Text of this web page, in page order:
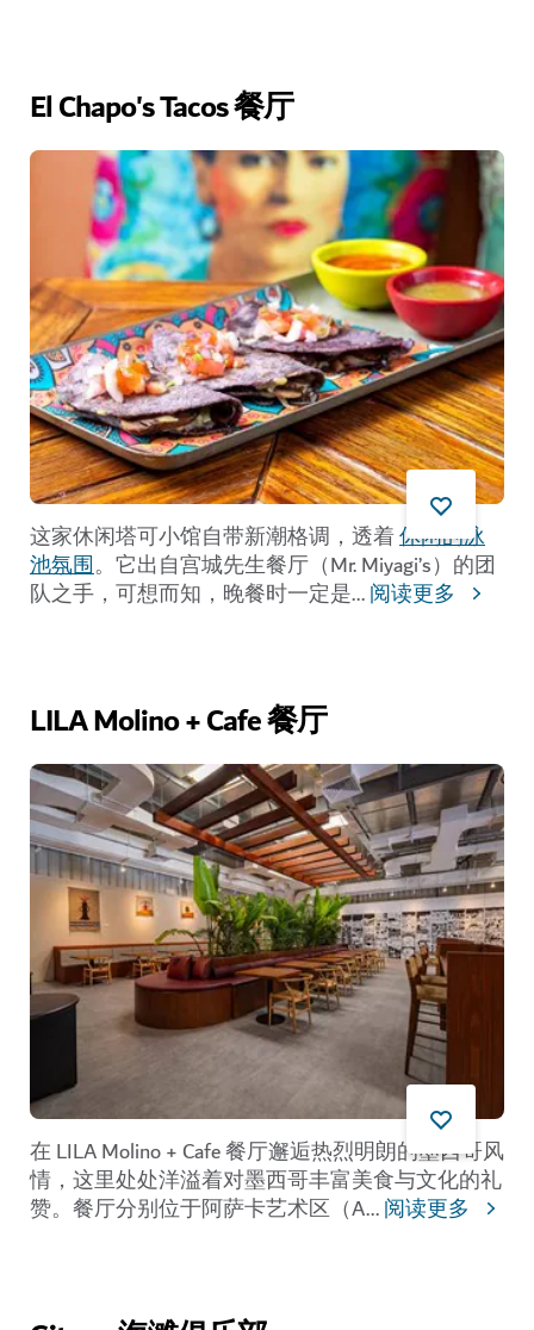
El Chapo's Tacos 餐厅
这家休闲塔可小馆自带新潮格调，透着休闲的泳
池氛围。它出自宫城先生餐厅（Mr. Miyagi’s）的团
队之手，可想而知，晚餐时一定是...阅读更多
LILA Molino + Cafe 餐厅
在 LILA Molino + Cafe 餐厅邂逅热烈明朗的墨西哥风
情，这里处处洋溢着对墨西哥丰富美食与文化的礼
赞。餐厅分别位于阿萨卡艺术区（A...阅读更多